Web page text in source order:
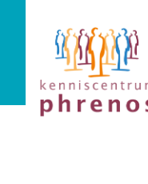
Phrenos
website